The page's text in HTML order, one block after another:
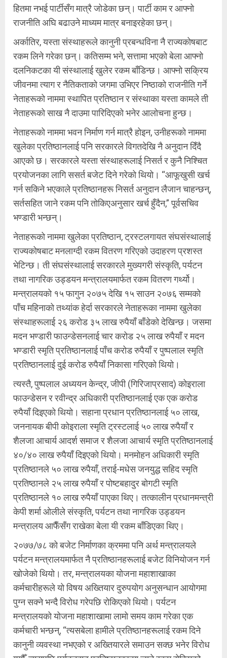
हितमा नभई पार्टीसँग मात्रै जोडेका छन्। पार्टी काम र आफ्नो
राजनीति अघि बढाउने माध्यम मात्र बनाइरहेका छन्।
अर्कातिर, यस्ता संस्थाहरूले कानुनी प्रबन्धविना नै राज्यकोषबाट
रकम लिने गरेका छन्। कतिसम्म भने, सत्तामा भएको बेला आफ्नो
दलनिकटका यी संस्थालाई खुलेर रकम बाँडिन्छ। आफ्नो सक्रिय
जीवनमा त्याग र नैतिकताको जगमा उभिएर निष्ठाको राजनीति गर्ने
नेताहरूको नाममा स्थापित प्रतिष्ठान र संस्थाका यस्ता कामले ती
नेताहरूको साख नै दाउमा पारिदिएको भनेर आलोचना हुन्छ।
नेताहरूको नाममा भवन निर्माण गर्न मात्रै होइन, उनीहरूको नाममा
खुलेका प्रतिष्ठानलाई पनि सरकारले विगतदेखि नै अनुदान दिँदै
आएको छ। सरकारले यस्ता संस्थाहरूलाई निसर्त र कुनै निश्चित
प्रयोजनका लागि ससर्त बजेट दिने गरेको थियो। “आफूखुसी खर्च
गर्न सकिने भएकाले प्रतिष्ठानहरू निसर्त अनुदान लैजान चाहन्छन्,
सर्तसहित जाने रकम पनि तोकिएअनुसार खर्च हुँदैन,” पूर्वसचिव
भण्डारी भन्छन्।
नेताहरूको नाममा खुलेका प्रतिष्ठान, ट्रस्टलगायत संघसंस्थालाई
राज्यकोषबाट मनलाग्दी रकम वितरण गरिएको उदाहरण प्रशस्त
भेटिन्छ। ती संघसंस्थालाई सरकारले मुख्यगरी संस्कृति, पर्यटन
तथा नागरिक उड्डयन मन्त्रालयमार्फत रकम वितरण गर्थ्यो।
मन्त्रालयको १५ फागुन २०७५ देखि १५ साउन २०७६ सम्मको
पाँच महिनाको तथ्यांक हेर्दा सरकारले नेताहरूका नाममा खुलेका
संस्थाहरूलाई २६ करोड ३५ लाख रुपैयाँ बाँडेको देखिन्छ। जसमा
मदन भण्डारी फाउन्डेसनलाई चार करोड २५ लाख रुपैयाँ र मदन
भण्डारी स्मृति प्रतिष्ठानलाई पाँच करोड रुपैयाँ र पुष्पलाल स्मृति
प्रतिष्ठानलाई दुई करोड रुपैयाँ निकासा गरिएको थियो।
त्यस्तै, पुष्पलाल अध्ययन केन्द्र, जीपी (गिरिजाप्रसाद) कोइराला
फाउन्डेसन र रवीन्द्र अधिकारी प्रतिष्ठानलाई एक एक करोड
रुपैयाँ दिइएको थियो। सहाना प्रधान प्रतिष्ठानलाई ५० लाख,
जननायक बीपी कोइराला स्मृति ट्रस्टलाई ५० लाख रुपैयाँ र
शैलजा आचार्य आदर्श समाज र शैलजा आचार्य स्मृति प्रतिष्ठानलाई
४०/४० लाख रुपैयाँ दिइएको थियो। मनमोहन अधिकारी स्मृति
प्रतिष्ठानले ५० लाख रुपैयाँ, तराई-मधेस जनयुद्ध सहिद स्मृति
प्रतिष्ठानले २५ लाख रुपैयाँ र पोष्टबहादुर बोगटी स्मृति
प्रतिष्ठानले १० लाख रुपैयाँ पाएका थिए। तत्कालीन प्रधानमन्त्री
केपी शर्मा ओलीले संस्कृति, पर्यटन तथा नागरिक उड्डयन
मन्त्रालय आफैँसँग राखेका बेला यी रकम बाँडिएका थिए।
२०७७/७८ को बजेट निर्माणका क्रममा पनि अर्थ मन्त्रालयले
पर्यटन मन्त्रालयमार्फत नै प्रतिष्ठानहरूलाई बजेट विनियोजन गर्न
खोजेको थियो। तर, मन्त्रालयका योजना महाशाखाका
कर्मचारीहरूले यो विषय अख्तियार दुरुपयोग अनुसन्धान आयोगमा
पुग्न सक्ने भन्दै विरोध गरेपछि रोकिएको थियो। पर्यटन
मन्त्रालयको योजना महाशाखामा लामो समय काम गरेका एक
कर्मचारी भन्छन्, “त्यसबेला हामीले प्रतिष्ठानहरूलाई रकम दिने
कानुनी व्यवस्था नभएको र अख्तियारले समाउन सक्छ भनेर विरोध